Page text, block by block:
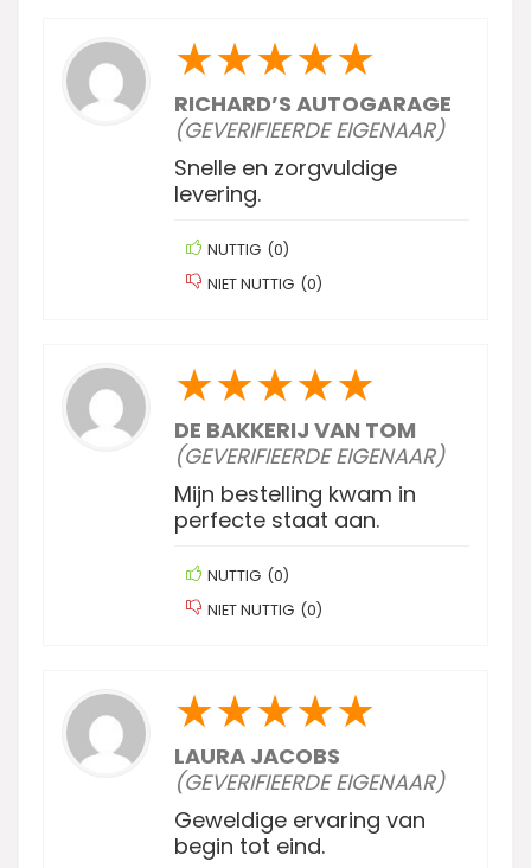
★★★★★
RICHARD’S AUTOGARAGE
(GEVERIFIEERDE EIGENAAR)
Snelle en zorgvuldige
levering.
NUTTIG (0)
NIET NUTTIG (0)
★★★★★
DE BAKKERIJ VAN TOM
(GEVERIFIEERDE EIGENAAR)
Mijn bestelling kwam in
perfecte staat aan.
NUTTIG (0)
NIET NUTTIG (0)
★★★★★
LAURA JACOBS
(GEVERIFIEERDE EIGENAAR)
Geweldige ervaring van
begin tot eind.